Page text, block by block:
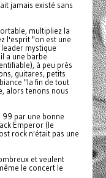
jamais existé sans
multipliez la
l'esprit "on est une
mystique
a une barbe
à peu près
guitares, petits
"la fin de tout
alors tenons nous
99 par une bonne
Emperor (le
rock n'était pas une
et veulent
le concert le